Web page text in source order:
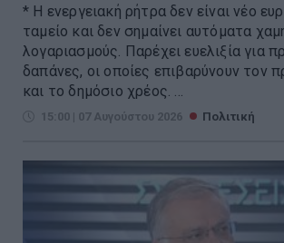
* Η ενεργειακή ρήτρα δεν είναι νέο
ταμείο και δεν σημαίνει αυτόματα
λογαριασμούς. Παρέχει ευελιξία για
δαπάνες, οι οποίες επιβαρύνουν τον
και το δημόσιο χρέος. ...
15:00 | 07 Αυγούστου 2026 Πολιτική